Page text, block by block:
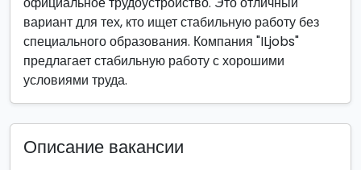
вариант для тех, кто ищет стабильную работу без
специального образования. Компания "ILjobs"
предлагает стабильную работу с хорошими
условиями труда.
Описание вакансии